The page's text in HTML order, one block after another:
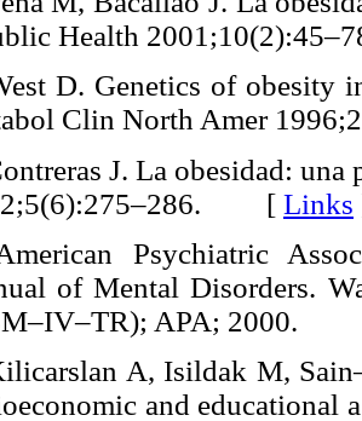
Health
D. Genetics of obesity
Clin North Amer
J. La obesidad:
[ Links
Psychiatric
of Mental Disorders.
APA;
A, Isildak M,
and educational